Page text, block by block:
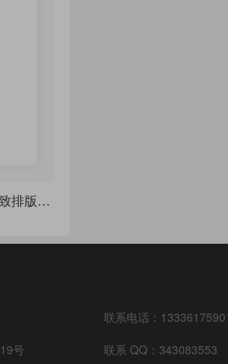
一个高效学科笔记精致排版作品
号
联系电话：
联系 QQ： 343083553